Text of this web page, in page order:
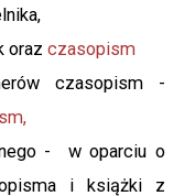
oraz czasopism
czasopism -
- w oparciu o
i książki z